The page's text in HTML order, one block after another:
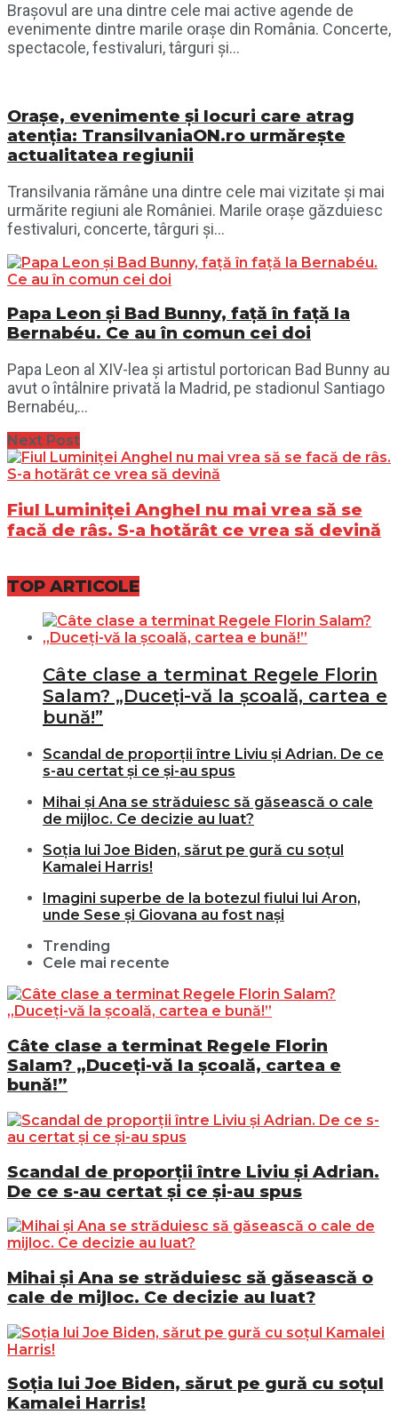
Brașovul are una dintre cele mai active agende de
evenimente dintre marile orașe din România. Concerte,
spectacole, festivaluri, târguri și...
Orașe, evenimente și locuri care atrag
atenția: TransilvaniaON.ro urmărește
actualitatea regiunii
Transilvania rămâne una dintre cele mai vizitate și mai
urmărite regiuni ale României. Marile orașe găzduiesc
festivaluri, concerte, târguri și...
Papa Leon și Bad Bunny, față în față la
Bernabéu. Ce au în comun cei doi
Papa Leon al XIV-lea și artistul portorican Bad Bunny au
avut o întâlnire privată la Madrid, pe stadionul Santiago
Bernabéu,...
Next Post
Fiul Luminiței Anghel nu mai vrea să se
facă de râs. S-a hotărât ce vrea să devină
TOP ARTICOLE
Câte clase a terminat Regele Florin
Salam? „Duceți-vă la școală, cartea e
bună!”
Scandal de proporții între Liviu și Adrian. De ce
s-au certat și ce și-au spus
Mihai și Ana se străduiesc să găsească o cale
de mijloc. Ce decizie au luat?
Soția lui Joe Biden, sărut pe gură cu soțul
Kamalei Harris!
Imagini superbe de la botezul fiului lui Aron,
unde Sese și Giovana au fost nași
Trending
Cele mai recente
Câte clase a terminat Regele Florin
Salam? „Duceți-vă la școală, cartea e
bună!”
Scandal de proporții între Liviu și Adrian.
De ce s-au certat și ce și-au spus
Mihai și Ana se străduiesc să găsească o
cale de mijloc. Ce decizie au luat?
Soția lui Joe Biden, sărut pe gură cu soțul
Kamalei Harris!